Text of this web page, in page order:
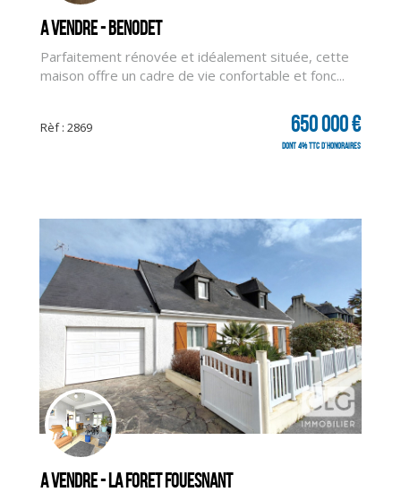
CLIQUER ICI POUR AGRANDIR
A vendre - BENODET
Parfaitement rénovée et idéalement située, cette
maison offre un cadre de vie confortable et fonc...
Rèf : 2869 650 000 €
dont 4% TTC d'honoraires
A vendre - LA FORET FOUESNANT